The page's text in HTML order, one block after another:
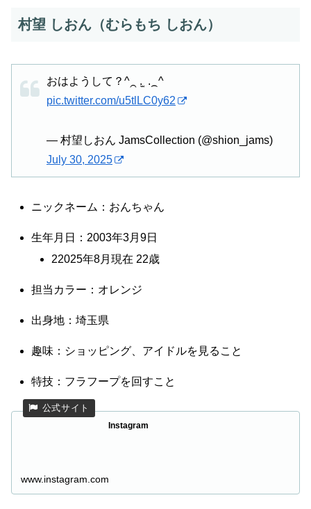
村望 しおん（むらもち しおん）
おはようして？^⁔ ܸ. ̫ .⁔^
pic.twitter.com/u5tlLC0y62
— 村望しおん JamsCollection (@shion_jams)
July 30, 2025
ニックネーム：おんちゃん
生年月日：2003年3月9日
22025年8月現在 22歳
担当カラー：オレンジ
出身地：埼玉県
趣味：ショッピング、アイドルを見ること
特技：フラフープを回すこと
Instagram
www.instagram.com